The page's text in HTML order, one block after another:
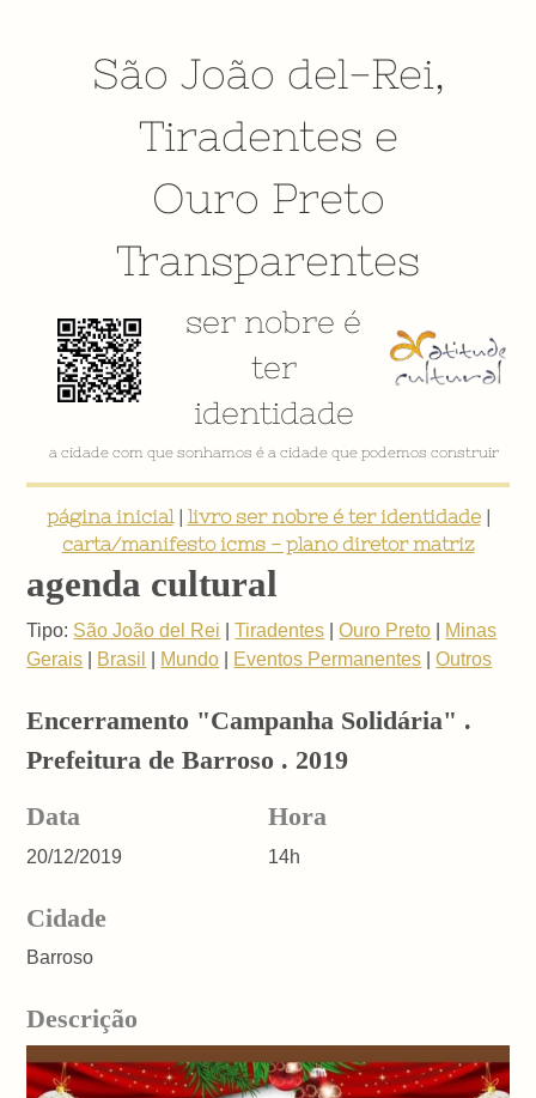
São João del-Rei,
Tiradentes e
Ouro Preto
Transparentes
ser nobre é
ter
identidade
a cidade com que sonhamos é a cidade que podemos construir
página inicial| livro ser nobre é ter identidade|
carta/manifesto icms - plano diretor matriz
agenda cultural
Tipo: São João del Rei |Tiradentes |Ouro Preto
Minas
Gerais
Brasil Mundo Eventos Permanentes |Outros
Encerramento "Campanha Solidária" .
Prefeitura de Barroso . 2019
Data
20/12/2019
Hora
14h
Cidade
Barroso
Descrição